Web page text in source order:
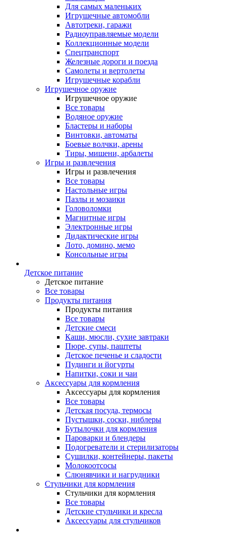
Для самых маленьких
Игрушечные автомобли
Автотреки, гаражи
Радиоуправляемые модели
Коллекционные модели
Спецтранспорт
Железные дороги и поезда
Самолеты и вертолеты
Игрушечные корабли
Игрушечное оружие
Игрушечное оружие
Все товары
Водяное оружие
Бластеры и наборы
Винтовки, автоматы
Боевые волчки, арены
Тиры, мишени, арбалеты
Игры и развлечения
Игры и развлечения
Все товары
Настольные игры
Пазлы и мозаики
Головоломки
Магнитные игры
Электронные игры
Дидактические игры
Лото, домино, мемо
Консольные игры
Детское питание
Детское питание
Все товары
Продукты питания
Продукты питания
Все товары
Детские смеси
Каши, мюсли, сухие завтраки
Пюре, супы, паштеты
Детское печенье и сладости
Пудинги и йогурты
Напитки, соки и чаи
Аксессуары для кормления
Аксессуары для кормления
Все товары
Детская посуда, термосы
Пустышки, соски, ниблеры
Бутылочки для кормления
Пароварки и блендеры
Подогреватели и стерилизаторы
Сушилки, контейнеры, пакеты
Молокоотсосы
Слюнявчики и нагрудники
Стульчики для кормления
Стульчики для кормления
Все товары
Детские стульчики и кресла
Аксессуары для стульчиков